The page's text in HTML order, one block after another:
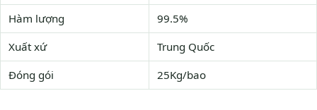
Hàm lượng
99.5%
Xuất xứ
Trung Quốc
Đóng gói
25Kg/bao